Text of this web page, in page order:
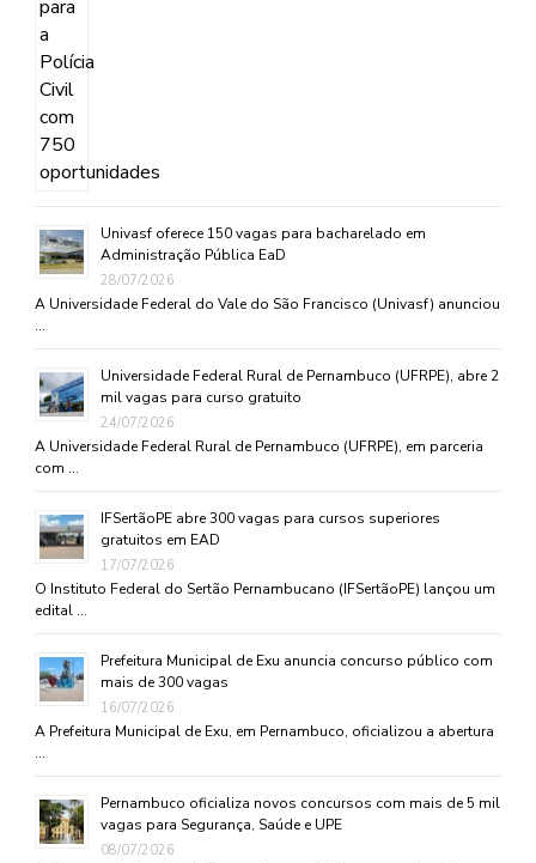
Univasf oferece 150 vagas para bacharelado em
Administração Pública EaD
28/07/2026
A Universidade Federal do Vale do São Francisco (Univasf) anunciou
…
Universidade Federal Rural de Pernambuco (UFRPE), abre 2
mil vagas para curso gratuito
24/07/2026
A Universidade Federal Rural de Pernambuco (UFRPE), em parceria
com …
IFSertãoPE abre 300 vagas para cursos superiores
gratuitos em EAD
17/07/2026
O Instituto Federal do Sertão Pernambucano (IFSertãoPE) lançou um
edital …
Prefeitura Municipal de Exu anuncia concurso público com
mais de 300 vagas
16/07/2026
A Prefeitura Municipal de Exu, em Pernambuco, oficializou a abertura
…
Pernambuco oficializa novos concursos com mais de 5 mil
vagas para Segurança, Saúde e UPE
08/07/2026